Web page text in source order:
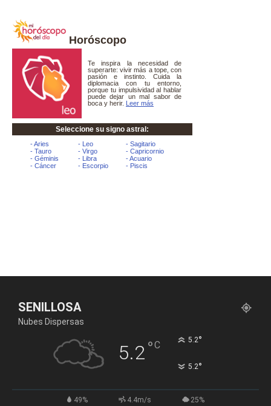
Horóscopo
SENILLOSA
Nubes Dispersas
5.2°C 5.2°
5.2°
49% 4.4m/s 25%